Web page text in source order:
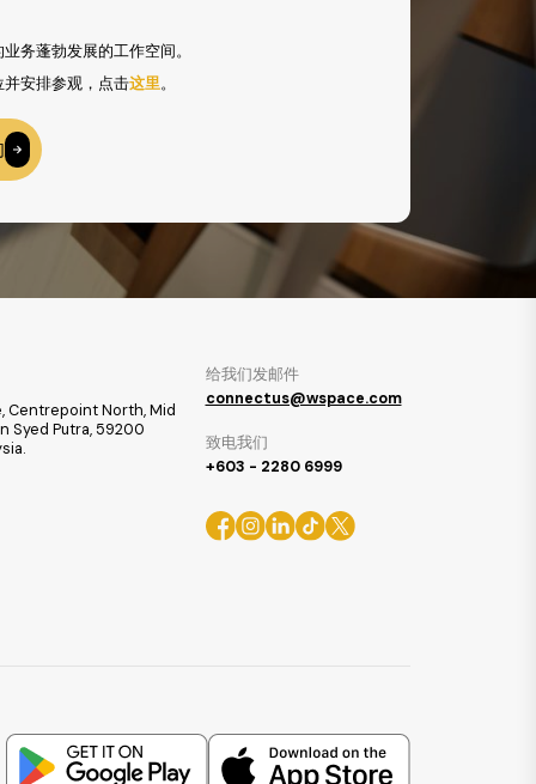
务蓬勃发展的工作空间。
并安排参观，点击这里。
Centrepoint North, Mid
Syed Putra, 59200
给我们发邮件
connectus@wspace.com
致电我们
+603 - 2280 6999